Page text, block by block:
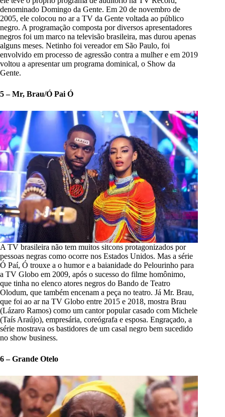
denominado Domingo da Gente. Em 20 de novembro de
2005, ele colocou no ar a TV da Gente voltada ao público
negro. A programação composta por diversos apresentadores
negros foi um marco na televisão brasileira, mas durou apenas
alguns meses. Netinho foi vereador em São Paulo, foi
envolvido em processo de agressão contra a mulher e em 2019
voltou a apresentar um programa dominical, o Show da
Gente.
5 – Mr, Brau/Ó Pai Ó
A TV brasileira não tem muitos sitcons protagonizados por
pessoas negras como ocorre nos Estados Unidos. Mas a série
Ó Paí, Ó trouxe a o humor e a baianidade do Pelourinho para
a TV Globo em 2009, após o sucesso do filme homônimo,
que tinha no elenco atores negros do Bando de Teatro
Olodum, que também encenam a peça no teatro. Já Mr. Brau,
que foi ao ar na TV Globo entre 2015 e 2018, mostra Brau
(Lázaro Ramos) como um cantor popular casado com Michele
(Taís Araújo), empresária, coreógrafa e esposa. Engraçado, a
série mostrava os bastidores de um casal negro bem sucedido
no show business.
6 – Grande Otelo